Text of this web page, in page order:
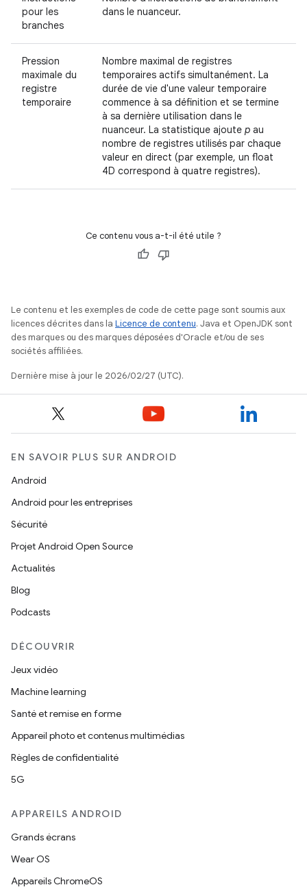
pour les
branches
dans le nuanceur.
Pression
maximale du
registre
temporaire
Nombre maximal de registres
temporaires actifs simultanément. La
durée de vie d'une valeur temporaire
commence à sa définition et se termine
à sa dernière utilisation dans le
nuanceur. La statistique ajoute p au
nombre de registres utilisés par chaque
valeur en direct (par exemple, un float
4D correspond à quatre registres).
Ce contenu vous a-t-il été utile ?
Le contenu et les exemples de code de cette page sont soumis aux
licences décrites dans la Licence de contenu. Java et OpenJDK sont
des marques ou des marques déposées d'Oracle et/ou de ses
sociétés affiliées.
Dernière mise à jour le 2026/02/27 (UTC).
EN SAVOIR PLUS SUR ANDROID
Android
Android pour les entreprises
Sécurité
Projet Android Open Source
Actualités
Blog
Podcasts
DÉCOUVRIR
Jeux vidéo
Machine learning
Santé et remise en forme
Appareil photo et contenus multimédias
Règles de confidentialité
5G
APPAREILS ANDROID
Grands écrans
Wear OS
Appareils ChromeOS